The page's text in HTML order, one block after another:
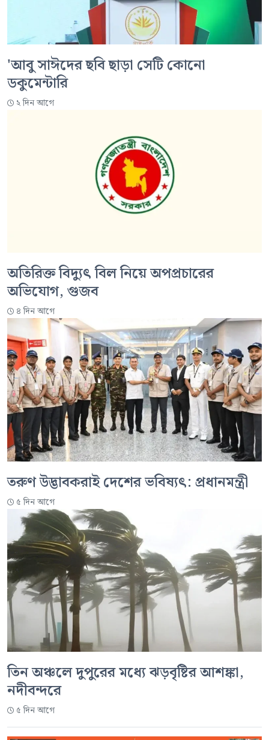
'আবু সাঈদের ছবি ছাড়া সেটি কোনো
ডকুমেন্টারি
২ দিন আগে
অতিরিক্ত বিদ্যুৎ বিল নিয়ে অপপ্রচারের
অভিযোগ, গুজব
৪ দিন আগে
তরুণ উদ্ভাবকরাই দেশের ভবিষ্যৎ: প্রধানমন্ত্রী
৫ দিন আগে
তিন অঞ্চলে দুপুরের মধ্যে ঝড়বৃষ্টির আশঙ্কা,
নদীবন্দরে
৫ দিন আগে